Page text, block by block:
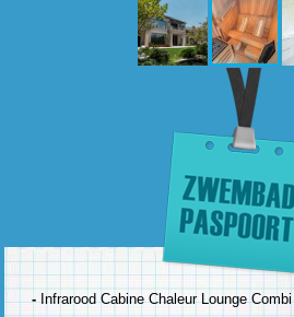
- Infrarood Cabine Chaleur Lounge Combi